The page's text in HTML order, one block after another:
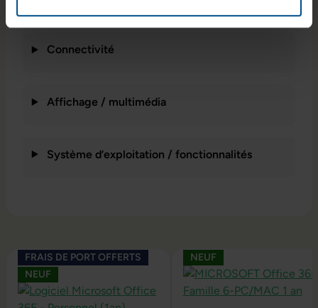
Connectivité
Affichage / multimédia
Système d’exploitation / fonctionnalités
Ignorer la galerie de produits
FRAIS DE PORT OFFERTS
NEUF
NEUF